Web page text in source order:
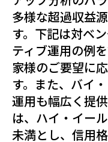
多様な超過収益
す。下記は対ベ
ティブ運用の例
家様のご要望に
す。また、バイ
運用も幅広く提
は、ハイ・イー
未満とし、信用